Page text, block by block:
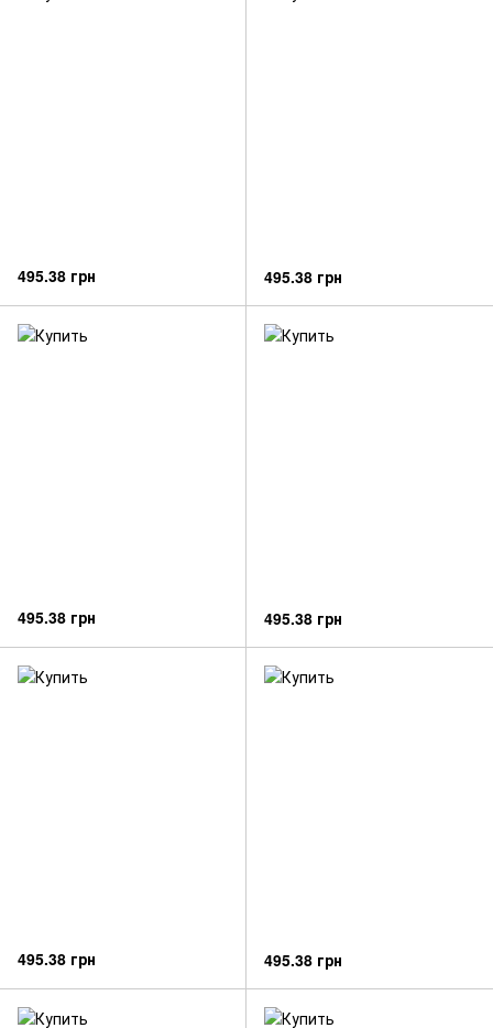
495.38 грн 495.38 грн
495.38 грн 495.38 грн
495.38 грн 495.38 грн